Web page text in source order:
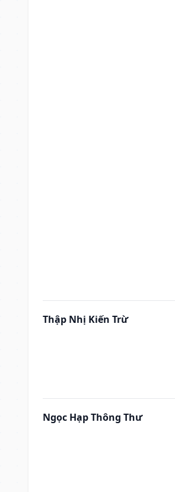
Thập Nhị Kiến Trừ
Ngọc Hạp Thông Thư